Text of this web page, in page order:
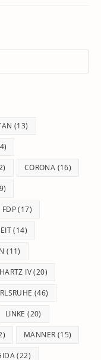
(13)
CORONA (16)
FDP(17)
(14)
(11)
HARTZ IV(20)
(46)
LINKE (20)
MÄNNER (15)
(22)